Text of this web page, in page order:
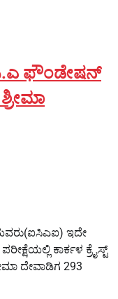
ಸಿ.ಎ ಫೌಂಡೇಷನ್
ಇದೇ
ಕಾರ್ಕಳ ಕ್ರೈಸ್ಟ್
ದೇವಾಡಿಗ 293